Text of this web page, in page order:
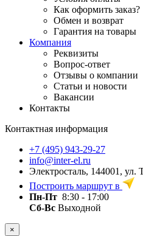
Как оформить заказ?
Обмен и возврат
Гарантия на товары
Компания
Реквизиты
Вопрос-ответ
Отзывы о компании
Статьи и новости
Вакансии
Контакты
Контактная информация
+7 (495) 943-29-27
info@inter-el.ru
Электросталь, 144001, ул.
Построить маршрут в
Пн-Пт 8:30 - 17:00
Сб-Вс Выходной
×